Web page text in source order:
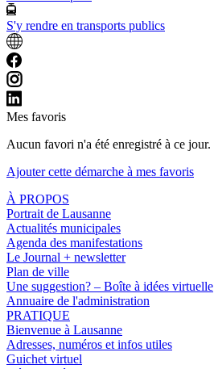
S'y rendre en transports publics
Mes favoris
Aucun favori n'a été enregistré à ce jour.
Ajouter cette démarche à mes favoris
À PROPOS
Portrait de Lausanne
Actualités municipales
Agenda des manifestations
Le Journal + newsletter
Plan de ville
Une suggestion? – Boîte à idées virtuelle
Annuaire de l'administration
PRATIQUE
Bienvenue à Lausanne
Adresses, numéros et infos utiles
Guichet virtuel